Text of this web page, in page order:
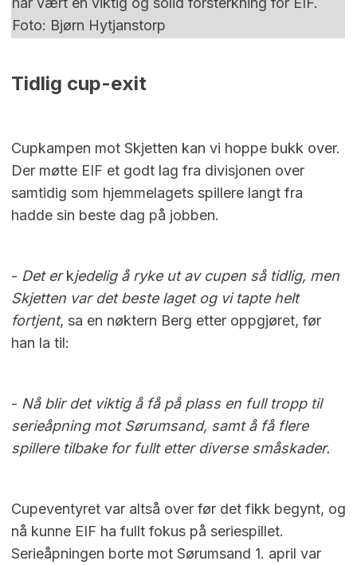
Foto: Bjørn Hytjanstorp
Tidlig cup-exit
Cupkampen mot Skjetten kan vi hoppe bukk over.
Der møtte EIF et godt lag fra divisjonen over
samtidig som hjemmelagets spillere langt fra
hadde sin beste dag på jobben.
- Det erkjedelig å ryke ut av cupen så tidlig, men
Skjetten var det beste laget og vi tapte helt
fortjent, sa en nøktern Berg etter oppgjøret, før
han la til:
- Nå blir det viktig å få på plass en full tropp til
serieåpning mot Sørumsand, samt å få flere
spillere tilbake for fullt etter diverse småskader.
Cupeventyret var altså over før det fikk begynt, og
nå kunne EIF ha fullt fokus på seriespillet.
Serieåpningen borte mot Sørumsand 1. april var